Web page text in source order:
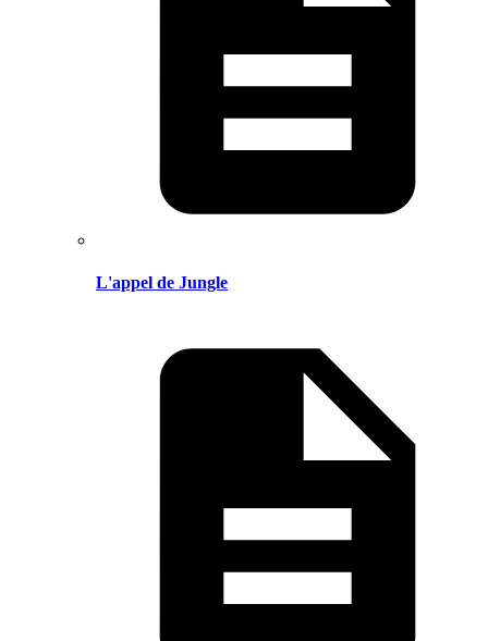
L'appel de Jungle